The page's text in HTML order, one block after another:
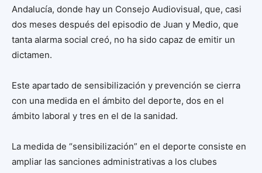
Andalucía, donde hay un Consejo Audiovisual, que, casi
dos meses después del episodio de Juan y Medio, que
tanta alarma social creó, no ha sido capaz de emitir un
dictamen.
Este apartado de sensibilización y prevención se cierra
con una medida en el ámbito del deporte, dos en el
ámbito laboral y tres en el de la sanidad.
La medida de “sensibilización” en el deporte consiste en
ampliar las sanciones administrativas a los clubes